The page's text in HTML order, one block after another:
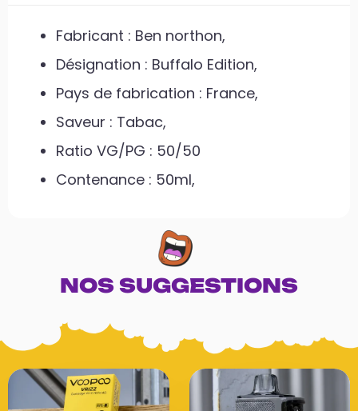
Fabricant : Ben northon,
Désignation : Buffalo Edition,
Pays de fabrication : France,
Saveur : Tabac,
Ratio VG/PG : 50/50
Contenance : 50ml,
NOS SUGGESTIONS